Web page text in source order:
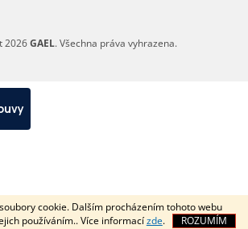
cookie. Dalším procházením tohoto webu
používáním.. Více informacízde. ROZUMÍM
2026GAEL. Všechna práva vyhrazena.